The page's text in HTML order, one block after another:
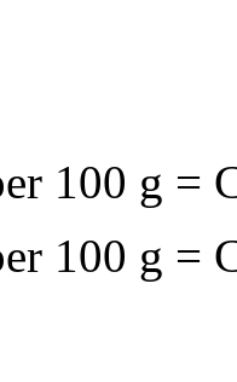
100 g =
100 g =